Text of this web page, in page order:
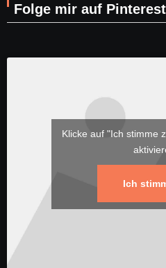
Folge mir auf Pinterest
Klicke auf "Ich stimme
Ich